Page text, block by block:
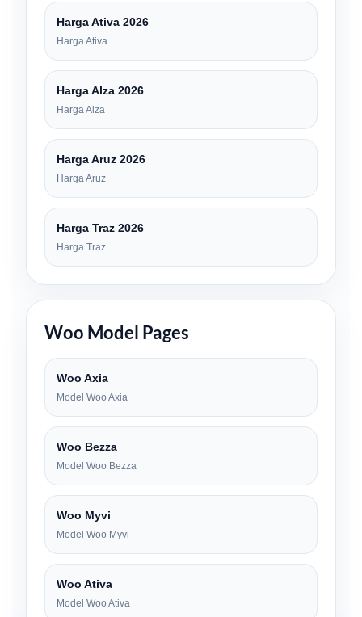
Harga Ativa 2026
Harga Ativa
Harga Alza 2026
Harga Alza
Harga Aruz 2026
Harga Aruz
Harga Traz 2026
Harga Traz
Woo Model Pages
Woo Axia
Model Woo Axia
Woo Bezza
Model Woo Bezza
Woo Myvi
Model Woo Myvi
Woo Ativa
Model Woo Ativa